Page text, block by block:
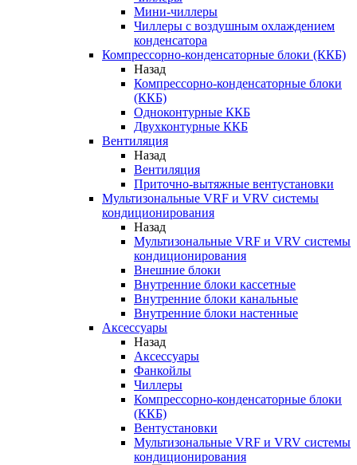
Мини-чиллеры
Чиллеры с воздушным охлаждением
конденсатора
Компрессорно-конденсаторные блоки (ККБ)
Назад
Компрессорно-конденсаторные блоки
(ККБ)
Одноконтурные ККБ
Двухконтурные ККБ
Вентиляция
Назад
Вентиляция
Приточно-вытяжные вентустановки
Мультизональные VRF и VRV системы
кондиционирования
Назад
Мультизональные VRF и VRV системы
кондиционирования
Внешние блоки
Внутренние блоки кассетные
Внутренние блоки канальные
Внутренние блоки настенные
Аксессуары
Назад
Аксессуары
Фанкойлы
Чиллеры
Компрессорно-конденсаторные блоки
(ККБ)
Вентустановки
Мультизональные VRF и VRV системы
кондиционирования